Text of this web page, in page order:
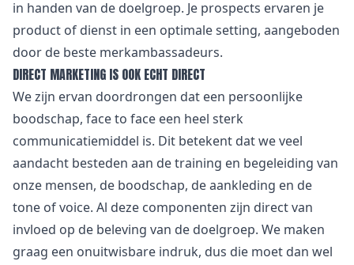
in handen van de doelgroep. Je prospects ervaren je
product of dienst in een optimale setting, aangeboden
door de beste merkambassadeurs.
DIRECT MARKETING IS OOK ECHT DIRECT
We zijn ervan doordrongen dat een persoonlijke
boodschap, face to face een heel sterk
communicatiemiddel is. Dit betekent dat we veel
aandacht besteden aan de training en begeleiding van
onze mensen, de boodschap, de aankleding en de
tone of voice. Al deze componenten zijn direct van
invloed op de beleving van de doelgroep. We maken
graag een onuitwisbare indruk, dus die moet dan wel